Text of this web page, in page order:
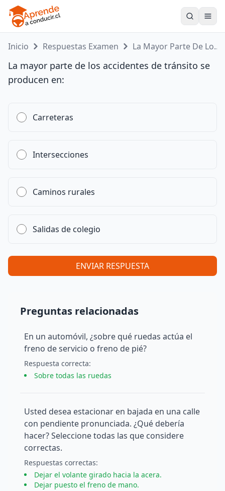
Inicio Respuestas Examen La Mayor Parte De Lo...
La mayor parte de los accidentes de tránsito se
producen en:
Carreteras
Intersecciones
Caminos rurales
Salidas de colegio
ENVIAR RESPUESTA
Preguntas relacionadas
En un automóvil, ¿sobre qué ruedas actúa el
freno de servicio o freno de pié?
Respuesta correcta:
Sobre todas las ruedas
Usted desea estacionar en bajada en una calle
con pendiente pronunciada. ¿Qué debería
hacer? Seleccione todas las que considere
correctas.
Respuestas correctas:
Dejar el volante girado hacia la acera.
Dejar puesto el freno de mano.